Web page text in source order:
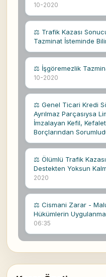
10-2020
⚖ Trafik Kazası
Tazminat İsteminde
⚖ İşgöremezlik
10-2020
⚖ Genel Ticari Kredi
Ayrılmaz Parçasıysa
İmzalayan Kefil,
Borçlarından
⚖ Ölümlü Trafik
Destekten Yoksun
2020
⚖ Cismani Zarar -
Hükümlerin
06:35